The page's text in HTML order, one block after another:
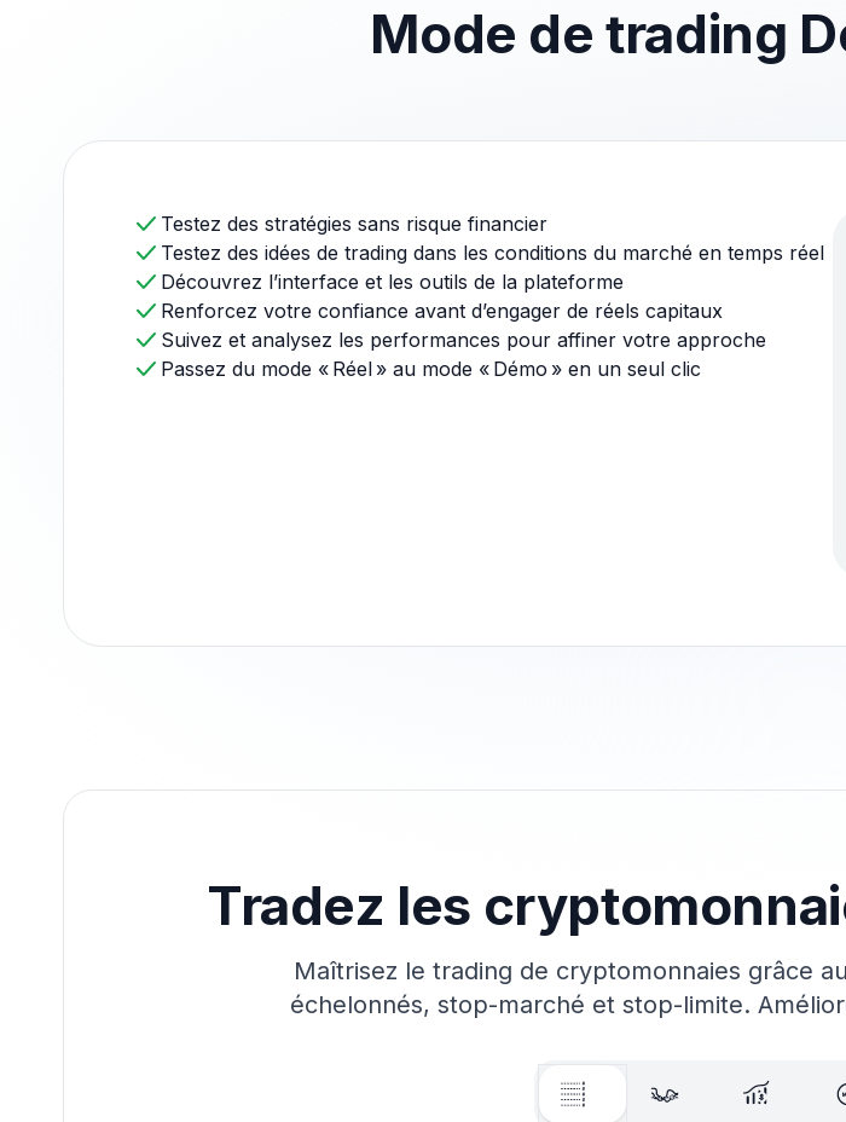
Mode de trading
Testez des stratégies sans risque financier
Testez des idées de trading dans les conditions du marché en temps réel
Découvrez l’interface et les outils de la plateforme
Renforcez votre confiance avant d’engager de réels capitaux
Suivez et analysez les performances pour affiner votre approche
Passez du mode « Réel » au mode « Démo » en un seul clic
Tradez les
Maîtrisez le trading de cryptomonnaies grâce
échelonnés, stop-marché et stop-limite.